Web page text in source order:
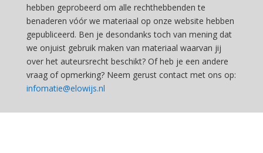
hebben geprobeerd om alle rechthebbenden te
benaderen vóór we materiaal op onze website hebben
gepubliceerd. Ben je desondanks toch van mening dat
we onjuist gebruik maken van materiaal waarvan jij
over het auteursrecht beschikt? Of heb je een andere
vraag of opmerking? Neem gerust contact met ons op:
infomatie@elowijs.nl